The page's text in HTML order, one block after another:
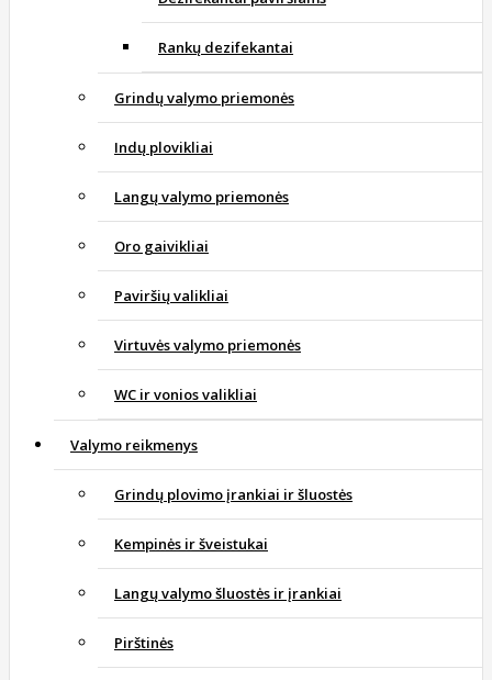
Rankų dezifekantai
Grindų valymo priemonės
Indų plovikliai
Langų valymo priemonės
Oro gaivikliai
Paviršių valikliai
Virtuvės valymo priemonės
WC ir vonios valikliai
Valymo reikmenys
Grindų plovimo įrankiai ir šluostės
Kempinės ir šveistukai
Langų valymo šluostės ir įrankiai
Pirštinės